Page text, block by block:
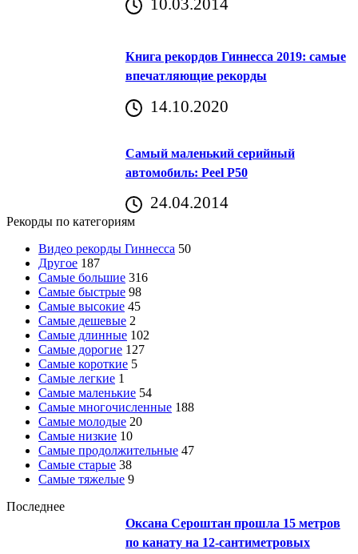
Книга рекордов Гиннесса 2019: самые
впечатляющие рекорды
14.10.2020
Самый маленький серийный
автомобиль: Peel P50
24.04.2014
Рекорды по категориям
Видео рекорды Гиннесса 50
Другое 187
Самые большие 316
Самые быстрые 98
Самые высокие 45
Самые дешевые 2
Самые длинные 102
Самые дорогие 127
Самые короткие 5
Самые легкие 1
Самые маленькие 54
Самые многочисленные 188
Самые молодые 20
Самые низкие 10
Самые продолжительные 47
Самые старые 38
Самые тяжелые 9
Последнее
Оксана Сероштан прошла 15 метров
по канату на 12-сантиметровых